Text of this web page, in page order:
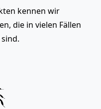
kennen wir
die in vielen Fällen